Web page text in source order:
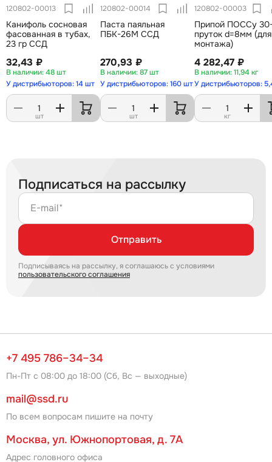
120802-00013
Канифоль сосновая
фасованная в тубах,
23 гр ССД
32,43 ₽
48 шт
У дистрибьюторов: 14 шт
шт
120802-00014
Паста паяльная
ПБК-26М ССД
270,93 ₽
87 шт
У дистрибьюторов: 160 шт
шт
120802-00003
Припой ПОССу
пруток d=8мм (для
монтажа)
4 282,47 ₽
11,94 кг
У дистрибьюторов:
кг
Подписаться на рассылку
E-mail*
Отправить
Подписываясь на рассылку, я соглашаюсь с условиями
пользовательского соглашения
+7 495 786–34–34
Пн-Пт с 08:00 до 18:00 (Сб, Вс — выходные)
mail@ssd.ru
По всем вопросам пишите на почту
Москва, ул. Южнопортовая, д. 7А
Адрес головного офиса